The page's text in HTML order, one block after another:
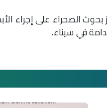
الصحراء على إجراء
في سيناء.